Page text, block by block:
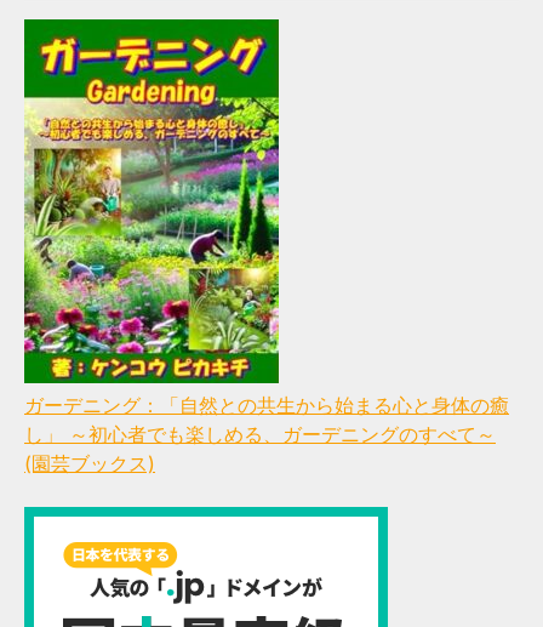
ガーデニング：「自然との共生から始まる心と身体の癒
し」 ～初心者でも楽しめる、ガーデニングのすべて～
(園芸ブックス)